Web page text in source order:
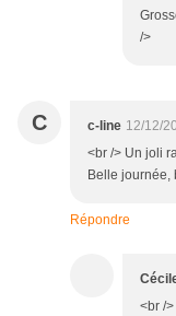
/>
C c-line 12/12/
<br /> Un joli
Belle journée,
Répondre
<br /